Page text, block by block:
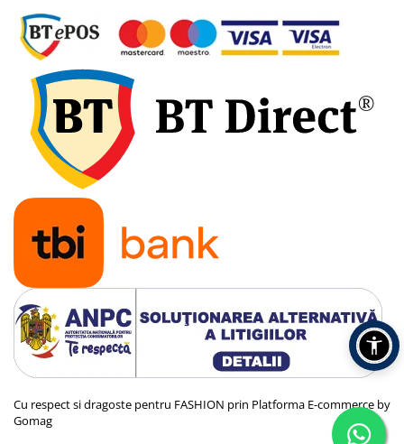
Cu respect si dragoste pentru FASHION prin Platforma E-commerce by
Gomag